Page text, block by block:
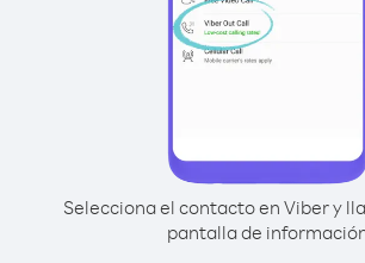
Selecciona el contacto en Viber y
pantalla de